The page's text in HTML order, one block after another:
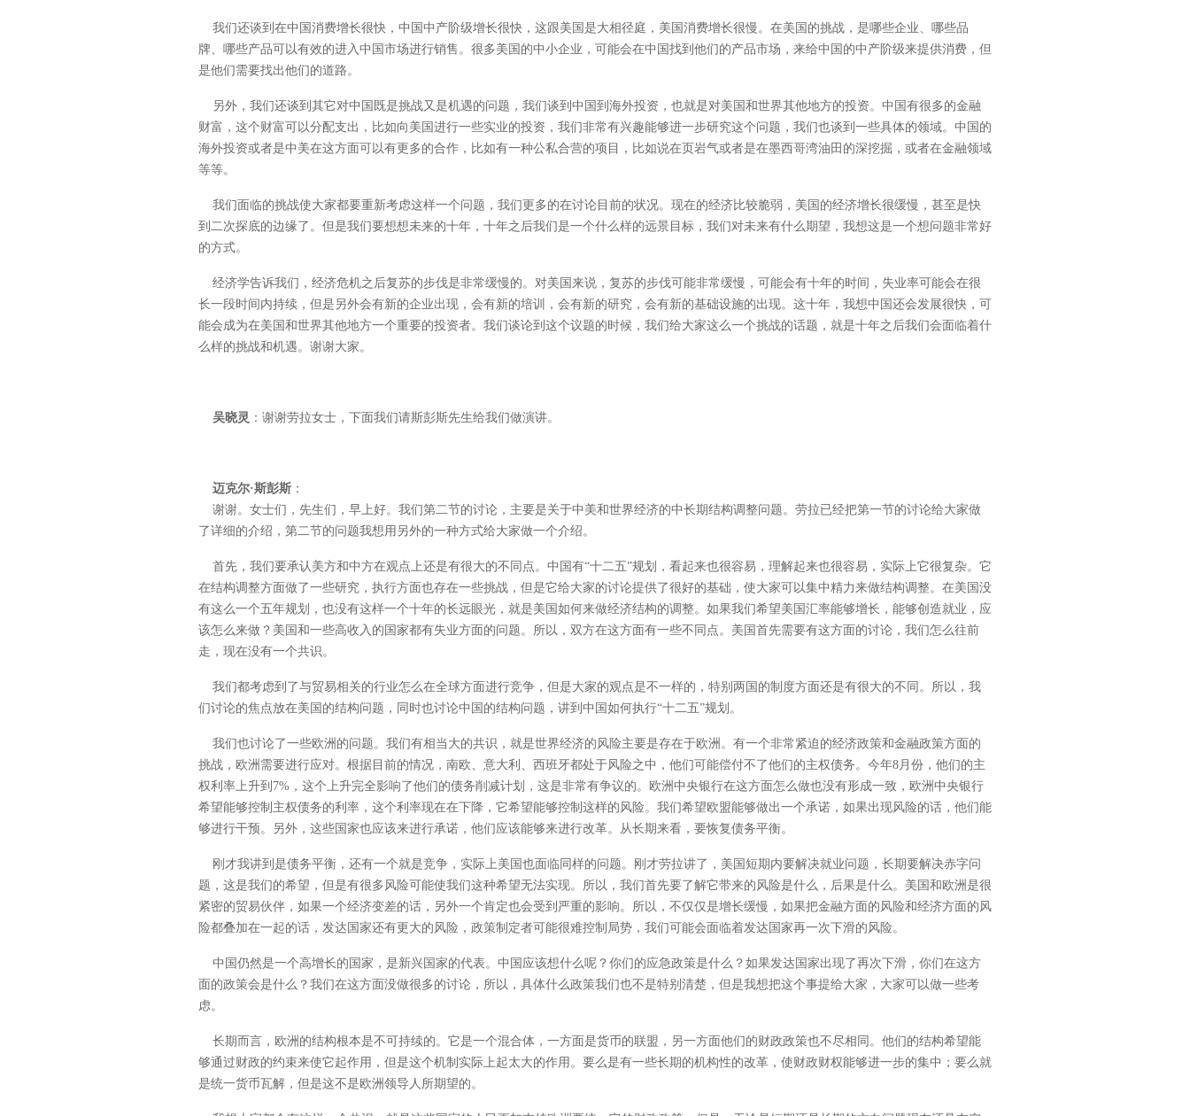
我们还谈到在中国消费增长很快，中国中产阶级增长很快，这跟美国是大相径庭，美国消费增长很慢。在美国的挑战，是哪些企业、哪些品
牌、哪些产品可以有效的进入中国市场进行销售。很多美国的中小企业，可能会在中国找到他们的产品市场，来给中国的中产阶级来提供消费，但
是他们需要找出他们的道路。
另外，我们还谈到其它对中国既是挑战又是机遇的问题，我们谈到中国到海外投资，也就是对美国和世界其他地方的投资。中国有很多的金融
财富，这个财富可以分配支出，比如向美国进行一些实业的投资，我们非常有兴趣能够进一步研究这个问题，我们也谈到一些具体的领域。中国的
海外投资或者是中美在这方面可以有更多的合作，比如有一种公私合营的项目，比如说在页岩气或者是在墨西哥湾油田的深挖掘，或者在金融领域
等等。
我们面临的挑战使大家都要重新考虑这样一个问题，我们更多的在讨论目前的状况。现在的经济比较脆弱，美国的经济增长很缓慢，甚至是快
到二次探底的边缘了。但是我们要想想未来的十年，十年之后我们是一个什么样的远景目标，我们对未来有什么期望，我想这是一个想问题非常好
的方式。
经济学告诉我们，经济危机之后复苏的步伐是非常缓慢的。对美国来说，复苏的步伐可能非常缓慢，可能会有十年的时间，失业率可能会在很
长一段时间内持续，但是另外会有新的企业出现，会有新的培训，会有新的研究，会有新的基础设施的出现。这十年，我想中国还会发展很快，可
能会成为在美国和世界其他地方一个重要的投资者。我们谈论到这个议题的时候，我们给大家这么一个挑战的话题，就是十年之后我们会面临着什
么样的挑战和机遇。谢谢大家。
吴晓灵 ：谢谢劳拉女士，下面我们请斯彭斯先生给我们做演讲。
迈克尔·斯彭斯：
谢谢。女士们，先生们，早上好。我们第二节的讨论，主要是关于中美和世界经济的中长期结构调整问题。劳拉已经把第一节的讨论给大家做
了详细的介绍，第二节的问题我想用另外的一种方式给大家做一个介绍。
首先，我们要承认美方和中方在观点上还是有很大的不同点。中国有“十二五”规划，看起来也很容易，理解起来也很容易，实际上它很复杂。它
在结构调整方面做了一些研究，执行方面也存在一些挑战，但是它给大家的讨论提供了很好的基础，使大家可以集中精力来做结构调整。在美国没
有这么一个五年规划，也没有这样一个十年的长远眼光，就是美国如何来做经济结构的调整。如果我们希望美国汇率能够增长，能够创造就业，应
该怎么来做？美国和一些高收入的国家都有失业方面的问题。所以，双方在这方面有一些不同点。美国首先需要有这方面的讨论，我们怎么往前
走，现在没有一个共识。
我们都考虑到了与贸易相关的行业怎么在全球方面进行竞争，但是大家的观点是不一样的，特别两国的制度方面还是有很大的不同。所以，我
们讨论的焦点放在美国的结构问题，同时也讨论中国的结构问题，讲到中国如何执行“十二五”规划。
我们也讨论了一些欧洲的问题。我们有相当大的共识，就是世界经济的风险主要是存在于欧洲。有一个非常紧迫的经济政策和金融政策方面的
挑战，欧洲需要进行应对。根据目前的情况，南欧、意大利、西班牙都处于风险之中，他们可能偿付不了他们的主权债务。今年8月份，他们的主
权利率上升到7%，这个上升完全影响了他们的债务削减计划，这是非常有争议的。欧洲中央银行在这方面怎么做也没有形成一致，欧洲中央银行
希望能够控制主权债务的利率，这个利率现在在下降，它希望能够控制这样的风险。我们希望欧盟能够做出一个承诺，如果出现风险的话，他们能
够进行干预。另外，这些国家也应该来进行承诺，他们应该能够来进行改革。从长期来看，要恢复债务平衡。
刚才我讲到是债务平衡，还有一个就是竞争，实际上美国也面临同样的问题。刚才劳拉讲了，美国短期内要解决就业问题，长期要解决赤字问
题，这是我们的希望，但是有很多风险可能使我们这种希望无法实现。所以，我们首先要了解它带来的风险是什么，后果是什么。美国和欧洲是很
紧密的贸易伙伴，如果一个经济变差的话，另外一个肯定也会受到严重的影响。所以，不仅仅是增长缓慢，如果把金融方面的风险和经济方面的风
险都叠加在一起的话，发达国家还有更大的风险，政策制定者可能很难控制局势，我们可能会面临着发达国家再一次下滑的风险。
中国仍然是一个高增长的国家，是新兴国家的代表。中国应该想什么呢？你们的应急政策是什么？如果发达国家出现了再次下滑，你们在这方
面的政策会是什么？我们在这方面没做很多的讨论，所以，具体什么政策我们也不是特别清楚，但是我想把这个事提给大家，大家可以做一些考
虑。
长期而言，欧洲的结构根本是不可持续的。它是一个混合体，一方面是货币的联盟，另一方面他们的财政政策也不尽相同。他们的结构希望能
够通过财政的约束来使它起作用，但是这个机制实际上起太大的作用。要么是有一些长期的机构性的改革，使财政财权能够进一步的集中；要么就
是统一货币瓦解，但是这不是欧洲领导人所期望的。